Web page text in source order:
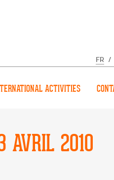
FR /
ACTIVITIES
AVRIL 2010